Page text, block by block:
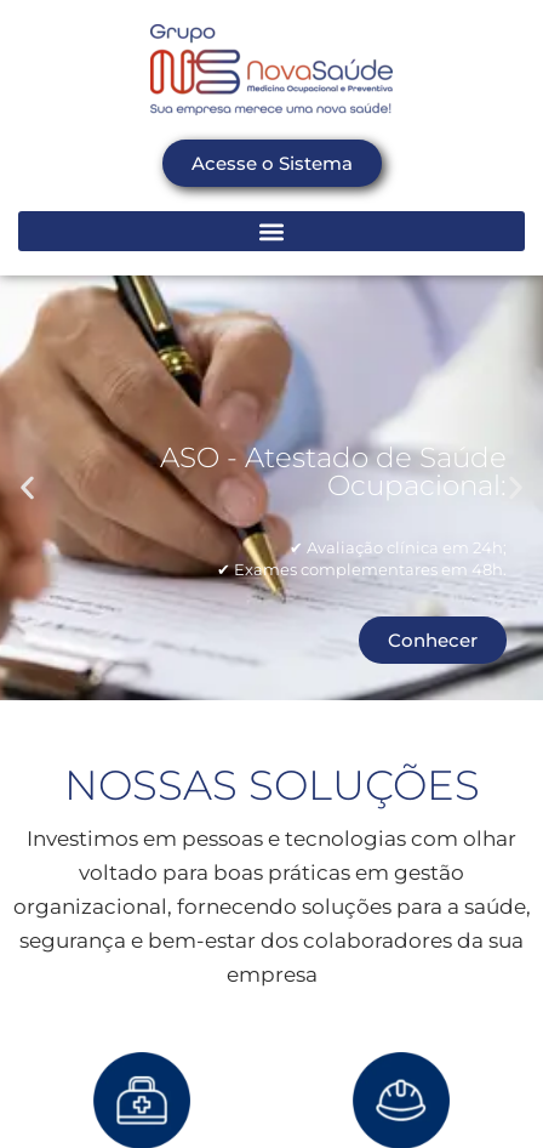
Acesse o Sistema
ASO - Atestado de Saúde
Ocupacional:
✔ Avaliação clínica em 24h;
✔ Exames complementares em 48h.
Conhecer
NOSSAS SOLUÇÕES
Investimos em pessoas e tecnologias com olhar
voltado para boas práticas em gestão
organizacional, fornecendo soluções para a saúde,
segurança e bem-estar dos colaboradores da sua
empresa